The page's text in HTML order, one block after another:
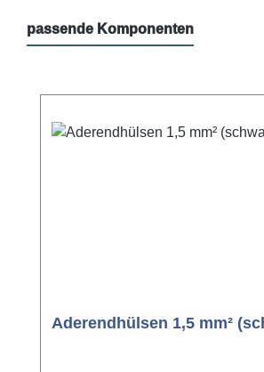
passende Komponenten
Aderendhülsen 1,5 mm²